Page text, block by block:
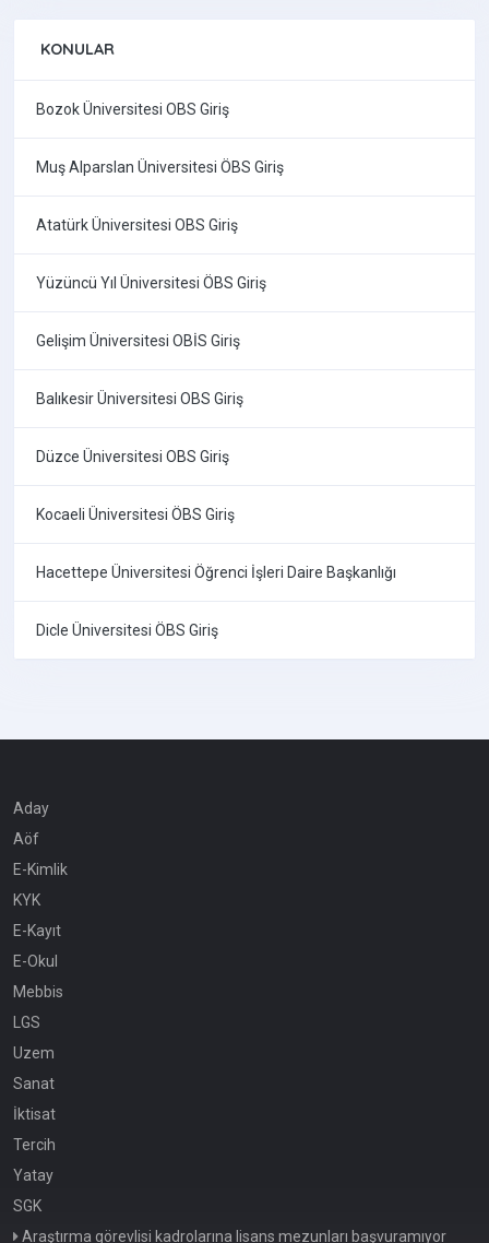
KONULAR
Bozok Üniversitesi OBS Giriş
Muş Alparslan Üniversitesi ÖBS Giriş
Atatürk Üniversitesi OBS Giriş
Yüzüncü Yıl Üniversitesi ÖBS Giriş
Gelişim Üniversitesi OBİS Giriş
Balıkesir Üniversitesi OBS Giriş
Düzce Üniversitesi OBS Giriş
Kocaeli Üniversitesi ÖBS Giriş
Hacettepe Üniversitesi Öğrenci İşleri Daire Başkanlığı
Dicle Üniversitesi ÖBS Giriş
Aday
Aöf
E-Kimlik
KYK
E-Kayıt
E-Okul
Mebbis
LGS
Uzem
Sanat
İktisat
Tercih
Yatay
SGK
Araştırma görevlisi kadrolarına lisans mezunları başvuramıyor